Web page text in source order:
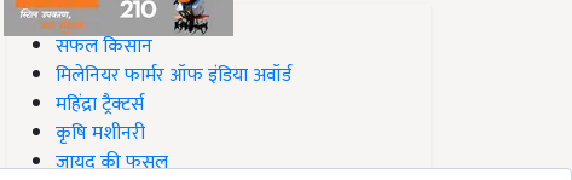
#Top on Krishi Jagran
सफल किसान
मिलेनियर फार्मर ऑफ इंडिया अवॉर्ड
महिंद्रा ट्रैक्टर्स
कृषि मशीनरी
जायद की फसल